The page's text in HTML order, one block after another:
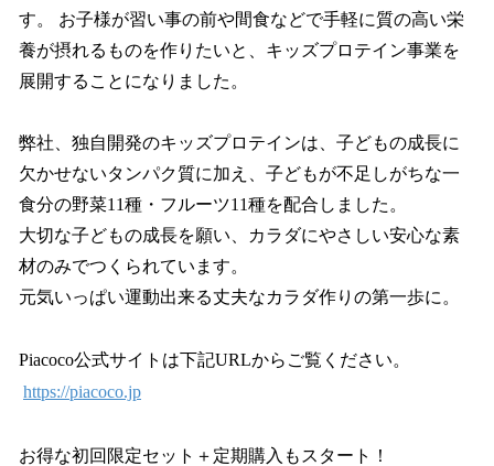
す。 お子様が習い事の前や間食などで手軽に質の高い栄
養が摂れるものを作りたいと、キッズプロテイン事業を
展開することになりました。
弊社、独自開発のキッズプロテインは、子どもの成長に
欠かせないタンパク質に加え、子どもが不足しがちな一
食分の野菜11種・フルーツ11種を配合しました。
大切な子どもの成⻑を願い、カラダにやさしい安心な素
材のみでつくられています。
元気いっぱい運動出来る丈夫なカラダ作りの第一歩に。
Piacoco公式サイトは下記URLからご覧ください。
https://piacoco.jp
お得な初回限定セット＋定期購入もスタート！